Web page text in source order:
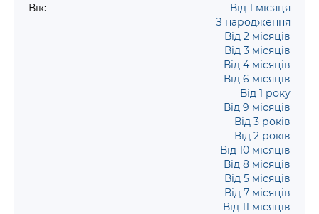
Вік:
Від 1 місяця
З народження
Від 2 місяців
Від 3 місяців
Від 4 місяців
Від 6 місяців
Від 1 року
Від 9 місяців
Від 3 років
Від 2 років
Від 10 місяців
Від 8 місяців
Від 5 місяців
Від 7 місяців
Від 11 місяців